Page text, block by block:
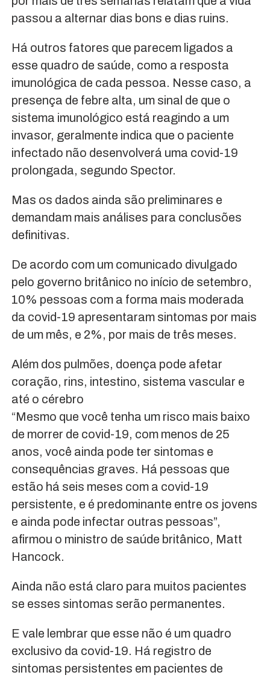
passou a alternar dias bons e dias ruins.
Há outros fatores que parecem ligados a
esse quadro de saúde, como a resposta
imunológica de cada pessoa. Nesse caso, a
presença de febre alta, um sinal de que o
sistema imunológico está reagindo a um
invasor, geralmente indica que o paciente
infectado não desenvolverá uma covid-19
prolongada, segundo Spector.
Mas os dados ainda são preliminares e
demandam mais análises para conclusões
definitivas.
De acordo com um comunicado divulgado
pelo governo britânico no início de setembro,
10% pessoas com a forma mais moderada
da covid-19 apresentaram sintomas por mais
de um mês, e 2%, por mais de três meses.
Além dos pulmões, doença pode afetar
coração, rins, intestino, sistema vascular e
até o cérebro
“Mesmo que você tenha um risco mais baixo
de morrer de covid-19, com menos de 25
anos, você ainda pode ter sintomas e
consequências graves. Há pessoas que
estão há seis meses com a covid-19
persistente, e é predominante entre os jovens
e ainda pode infectar outras pessoas”,
afirmou o ministro de saúde britânico, Matt
Hancock.
Ainda não está claro para muitos pacientes
se esses sintomas serão permanentes.
E vale lembrar que esse não é um quadro
exclusivo da covid-19. Há registro de
sintomas persistentes em pacientes de